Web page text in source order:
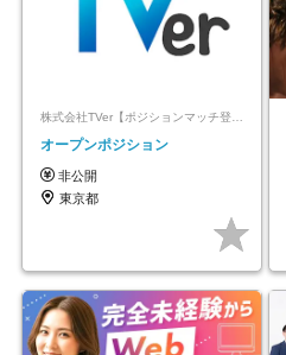
株式会社TVer【ポジションマッチ登録】
オープンポジション
非公開
東京都